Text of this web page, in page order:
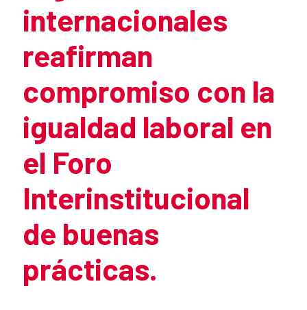
internacionales
reafirman
compromiso con la
igualdad laboral en
el Foro
Interinstitucional
de buenas
prácticas.